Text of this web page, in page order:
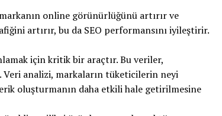
online görünürlüğünü artırır ve
artırır, bu da SEO performansını iyileştirir.
için kritik bir araçtır. Bu veriler,
analizi, markaların tüketicilerin neyi
oluşturmanın daha etkili hale getirilmesine